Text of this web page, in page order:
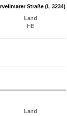
Straße (L 3234)
Land
HE
Land